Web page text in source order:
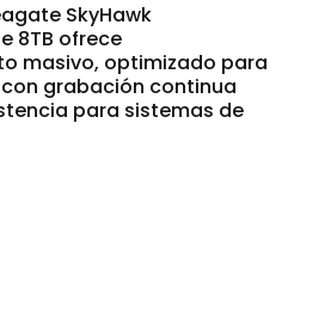
SkyHawk
8TB ofrece
masivo, optimizado para
grabación continua
para sistemas de